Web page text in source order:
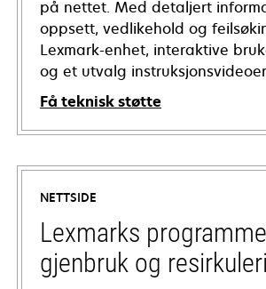
på nettet. Med detaljert
oppsett, vedlikehold og
Lexmark-enhet, interaktive
og et utvalg
Få teknisk støtte
opens
in
new
tab
NETTSIDE
Lexmarks
gjenbruk og